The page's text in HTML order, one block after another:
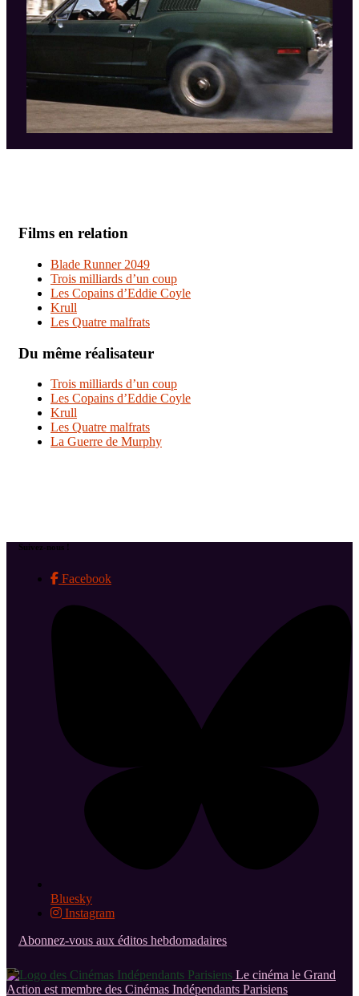
Films en relation
Blade Runner 2049
Trois milliards d’un coup
Les Copains d’Eddie Coyle
Krull
Les Quatre malfrats
Du même réalisateur
Trois milliards d’un coup
Les Copains d’Eddie Coyle
Krull
Les Quatre malfrats
La Guerre de Murphy
Suivez-nous !
Facebook
Bluesky
Instagram
Abonnez-vous aux éditos hebdomadaires
Le cinéma le Grand
Action est membre des Cinémas Indépendants Parisiens